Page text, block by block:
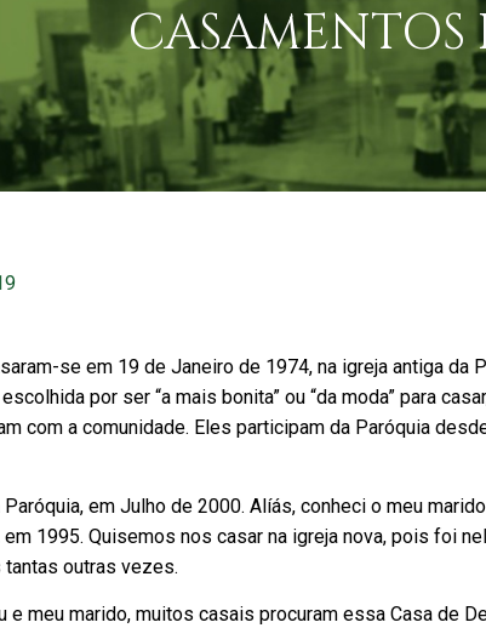
CASAMENTOS
se em 19 de Janeiro de 1974, na igreja antiga da
por ser “a mais bonita” ou “da moda” para
com a comunidade. Eles participam da Paróquia
em Julho de 2000. Alíás, conheci o meu
1995. Quisemos nos casar na igreja nova, pois foi
outras vezes.
e meu marido, muitos casais procuram essa Casa de